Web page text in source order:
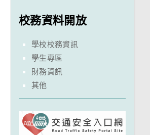
校務資料開放
學校校務資訊
學生專區
財務資訊
其他